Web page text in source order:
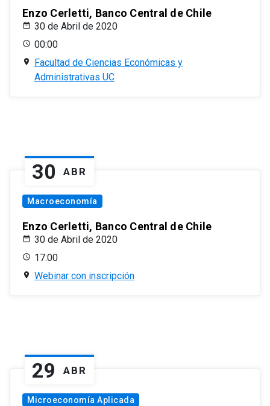
Enzo Cerletti, Banco Central de Chile
30 de Abril de 2020
00:00
Facultad de Ciencias Económicas y
Administrativas UC
30 ABR
Macroeconomía
Enzo Cerletti, Banco Central de Chile
30 de Abril de 2020
17:00
Webinar con inscripción
29 ABR
Microeconomía Aplicada